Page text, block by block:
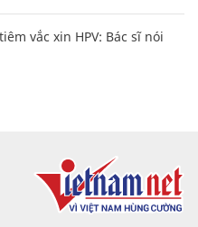
vắc xin HPV: Bác sĩ nói